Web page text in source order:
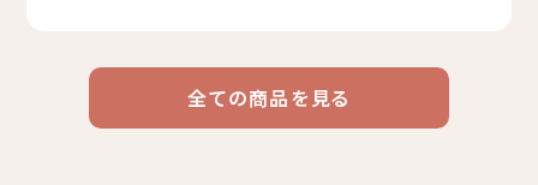
コーヒー
リキッド
コーヒー
豆・粉
ケニア
全ての商品を見る